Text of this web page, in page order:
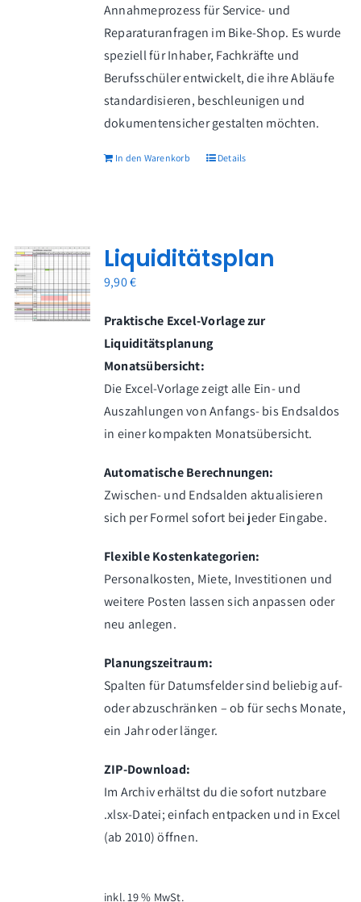
Annahmeprozess für Service- und
Reparaturanfragen im Bike-Shop. Es wurde
speziell für Inhaber, Fachkräfte und
Berufsschüler entwickelt, die ihre Abläufe
standardisieren, beschleunigen und
dokumentensicher gestalten möchten.
In den Warenkorb Details
Liquiditätsplan
9,90€
Praktische Excel-Vorlage zur
Liquiditätsplanung
Monatsübersicht:
Die Excel-Vorlage zeigt alle Ein- und
Auszahlungen von Anfangs- bis Endsaldos
in einer kompakten Monatsübersicht.
Automatische Berechnungen:
Zwischen- und Endsalden aktualisieren
sich per Formel sofort bei jeder Eingabe.
Flexible Kostenkategorien:
Personalkosten, Miete, Investitionen und
weitere Posten lassen sich anpassen oder
neu anlegen.
Planungszeitraum:
Spalten für Datumsfelder sind beliebig auf-
oder abzuschränken – ob für sechs Monate,
ein Jahr oder länger.
ZIP-Download:
Im Archiv erhältst du die sofort nutzbare
.xlsx-Datei; einfach entpacken und in Excel
(ab 2010) öffnen.
inkl. 19 % MwSt.